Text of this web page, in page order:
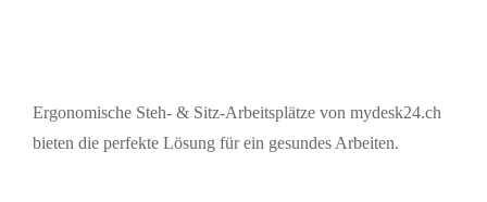
Ergonomische Steh- & Sitz-Arbeitsplätze von mydesk24.ch
bieten die perfekte Lösung für ein gesundes Arbeiten.